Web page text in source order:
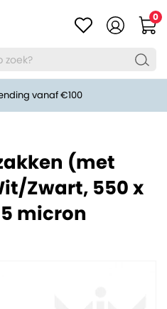
0
vanaf €100
(met
Zwart, 550 x
micron